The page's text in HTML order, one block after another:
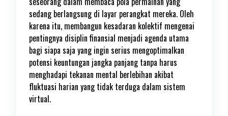
sedang berlangsung di layar perangkat mereka. Oleh
karena itu, membangun kesadaran kolektif mengenai
pentingnya disiplin finansial menjadi agenda utama
bagi siapa saja yang ingin serius mengoptimalkan
potensi keuntungan jangka panjang tanpa harus
menghadapi tekanan mental berlebihan akibat
fluktuasi harian yang tidak terduga dalam sistem
virtual.